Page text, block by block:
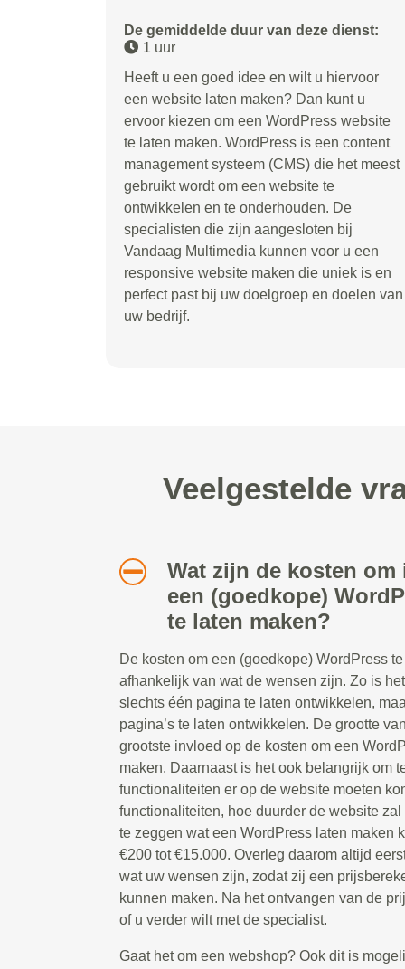
De gemiddelde duur van deze dienst:
1 uur
Heeft u een goed idee en wilt u hiervoor
een website laten maken? Dan kunt u
ervoor kiezen om een WordPress website
te laten maken. WordPress is een content
management systeem (CMS) die het meest
gebruikt wordt om een website te
ontwikkelen en te onderhouden. De
specialisten die zijn aangesloten bij
Vandaag Multimedia kunnen voor u een
responsive website maken die uniek is en
perfect past bij uw doelgroep en doelen van
uw bedrijf.
Veelgestelde
Wat zijn de kosten om
een (goedkope)
te laten maken?
De kosten om een (goedkope) WordPress
afhankelijk van wat de wensen zijn. Zo is
slechts één pagina te laten ontwikkelen,
pagina’s te laten ontwikkelen. De grootte
grootste invloed op de kosten om een
maken. Daarnaast is het ook belangrijk om
functionaliteiten er op de website moeten
functionaliteiten, hoe duurder de website
te zeggen wat een WordPress laten maken
€200 tot €15.000. Overleg daarom altijd
wat uw wensen zijn, zodat zij een
kunnen maken. Na het ontvangen van de
of u verder wilt met de specialist.
Gaat het om een webshop? Ook dit is